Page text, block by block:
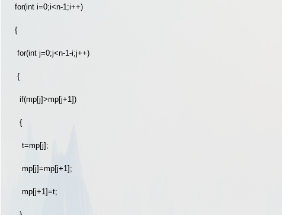
for(int i=0;i<n-1;i++)
{
for(int j=0;j<n-1-i;j++)
{
if(mp[j]>mp[j+1])
{
t=mp[j];
mp[j]=mp[j+1];
mp[j+1]=t;